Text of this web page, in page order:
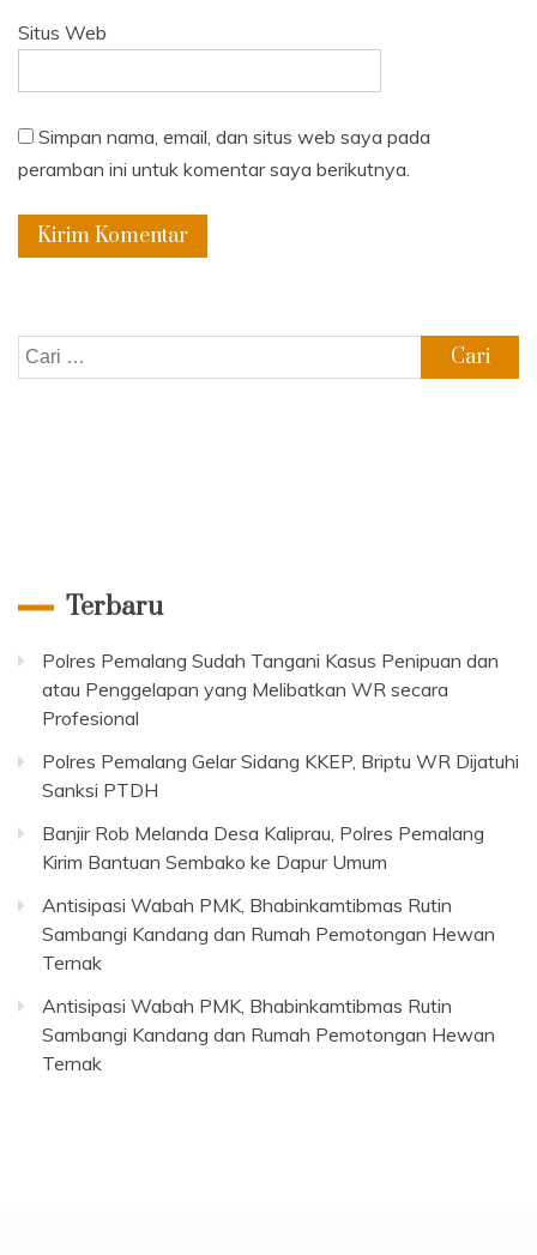
Situs Web
Simpan nama, email, dan situs web saya pada
peramban ini untuk komentar saya berikutnya.
Cari
untuk:
Terbaru
Polres Pemalang Sudah Tangani Kasus Penipuan dan
atau Penggelapan yang Melibatkan WR secara
Profesional
Polres Pemalang Gelar Sidang KKEP, Briptu WR Dijatuhi
Sanksi PTDH
Banjir Rob Melanda Desa Kaliprau, Polres Pemalang
Kirim Bantuan Sembako ke Dapur Umum
Antisipasi Wabah PMK, Bhabinkamtibmas Rutin
Sambangi Kandang dan Rumah Pemotongan Hewan
Ternak
Antisipasi Wabah PMK, Bhabinkamtibmas Rutin
Sambangi Kandang dan Rumah Pemotongan Hewan
Ternak